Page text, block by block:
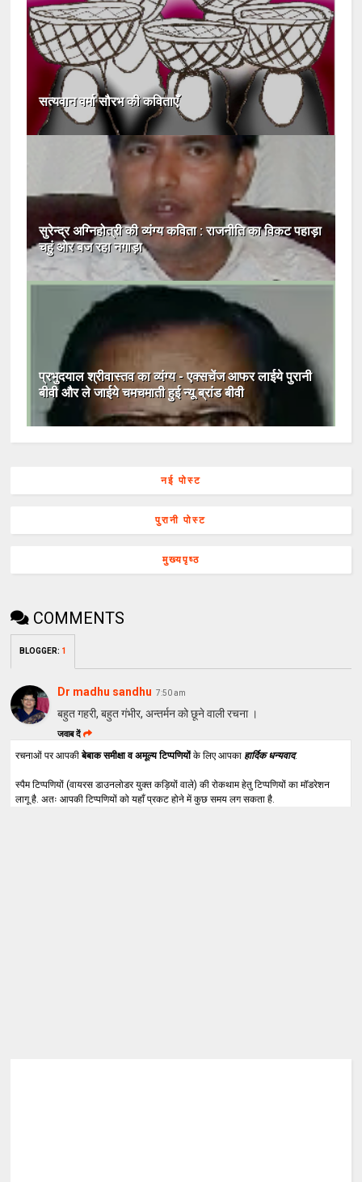
सत्यवान वर्मा सौरभ की कविताएँ
सुरेन्‍द्र अग्‍निहोत्री की व्यंग्य कविता : राजनीति का विकट पहाड़ा
चहुं ओर बज रहा नगाड़ा
प्रभुदयाल श्रीवास्तव का व्यंग्य - एक्सचेंज आफर लाईये पुरानी
बीवी और ले जाईये चमचमाती हुई न्यू ब्रांड बीवी
नई पोस्ट
पुरानी पोस्ट
मुख्यपृष्ठ
COMMENTS
BLOGGER: 1
Dr madhu sandhu 7:50 am
बहुत गहरी, बहुत गंभीर, अन्तर्मन को छूने वाली रचना ।
जवाब दें
रचनाओं पर आपकीबेबाक समीक्षा व अमूल्य टिप्पणियोंके लिए आपका हार्दिक धन्यवाद.
स्पैम टिप्पणियों (वायरस डाउनलोडर युक्त कड़ियों वाले) की रोकथाम हेतु टिप्पणियों का मॉडरेशन
लागू है. अतः आपकी टिप्पणियों को यहाँ प्रकट होने में कुछ समय लग सकता है.